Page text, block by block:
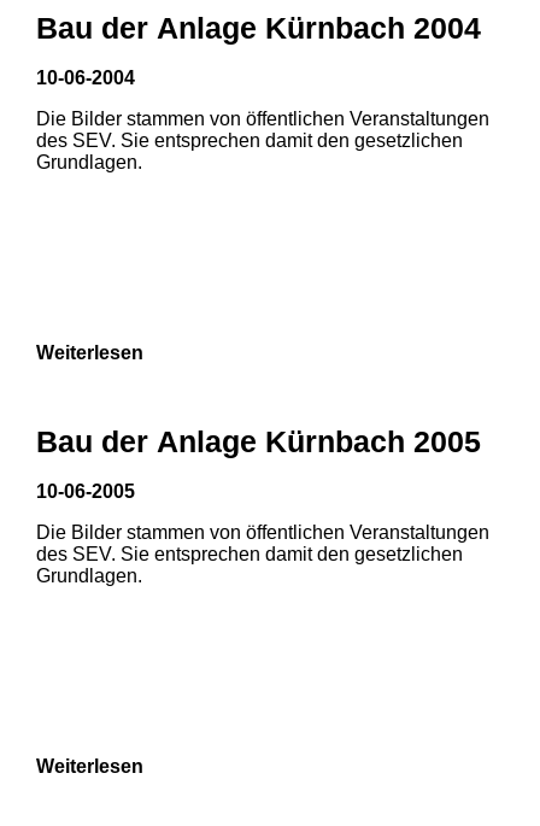
1 2 3
1 2
Bau der Anlage Kürnbach 2004
10-06-2004
Die Bilder stammen von öffentlichen Veranstaltungen
des SEV. Sie entsprechen damit den gesetzlichen
Grundlagen.
Weiterlesen
Bau der Anlage Kürnbach 2005
10-06-2005
Die Bilder stammen von öffentlichen Veranstaltungen
des SEV. Sie entsprechen damit den gesetzlichen
Grundlagen.
Weiterlesen